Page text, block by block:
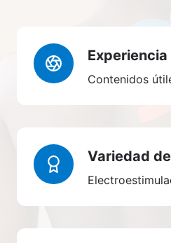
Experiencia
Contenidos
Variedad